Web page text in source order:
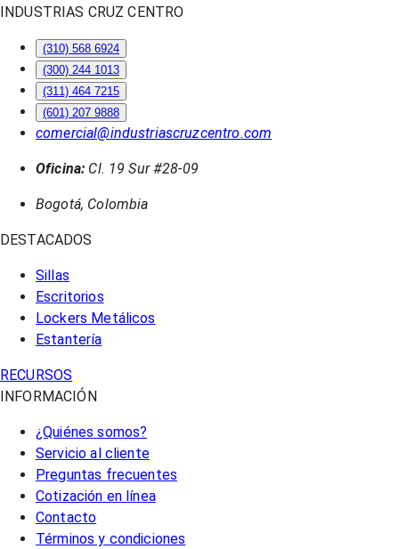
INDUSTRIAS CRUZ CENTRO
(310) 568 6924
(300) 244 1013
(311) 464 7215
(601) 207 9888
comercial@industriascruzcentro.com
Oficina: Cl. 19 Sur #28-09
Bogotá, Colombia
DESTACADOS
Sillas
Escritorios
Lockers Metálicos
Estantería
RECURSOS
INFORMACIÓN
¿Quiénes somos?
Servicio al cliente
Preguntas frecuentes
Cotización en línea
Contacto
Términos y condiciones